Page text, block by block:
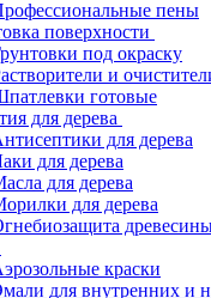
пены
поверхности
под окраску
и
готовые
для дерева
для дерева
для дерева
для дерева
для дерева
краски
для внутренних и